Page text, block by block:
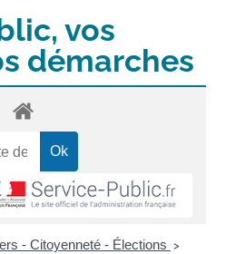
vos
démarches
- Citoyenneté - Élections >